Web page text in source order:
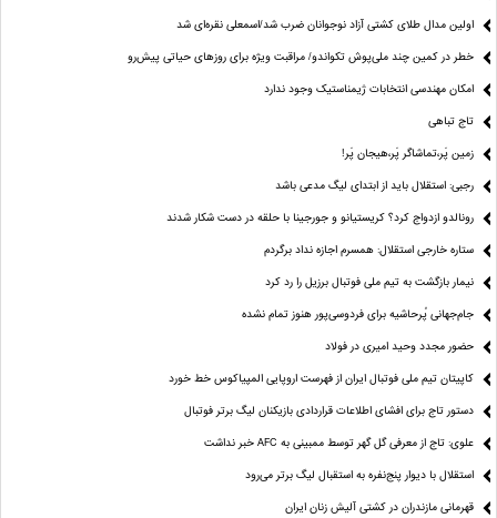
اولین مدال طلای کشتی آزاد نوجوانان ضرب شد/اسمعلی نقره‌ای شد
خطر در کمین چند ملی‌پوش تکواندو/ مراقبت ویژه برای روزهای حیاتی پیش‌رو
امکان مهندسی انتخابات ژیمناستیک وجود ندارد
تاج تباهی
زمین پَر،تماشاگر پَر،هیجان پَر!
رجبی: استقلال باید از ابتدای لیگ مدعی باشد
رونالدو ازدواج کرد؟ کریستیانو و جورجینا با حلقه در دست شکار شدند
ستاره خارجی استقلال: همسرم اجازه نداد برگردم
نیمار بازگشت به تیم ملی فوتبال برزیل را رد کرد
جام‌جهانی پُرحاشیه برای فردوسی‌پور هنوز تمام نشده
حضور مجدد وحید امیری در فولاد
کاپیتان تیم ملی فوتبال ایران از فهرست اروپایی المپیاکوس خط خورد
دستور تاج برای افشای اطلاعات قراردادی بازیکنان لیگ برتر فوتبال
علوی: تاج از معرفی گل گهر توسط ممبینی به AFC خبر نداشت
استقلال با دیوار پنج‌نفره به استقبال لیگ برتر می‌رود
قهرمانی مازندران در کشتی آلیش زنان ایران